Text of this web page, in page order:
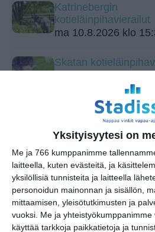
Yksityisyytesi on
Me ja 766 kumppanimme
laitteella, kuten evästeitä, ja
yksilöllisiä tunnisteita ja laitteella
personoidun mainonnan ja sisällön,
mittaamisen, yleisötutkimusten ja
vuoksi. Me ja
käyttää tarkkoja paikkatietoja ja
Katrinebergin
kotieläinpihavierailut
ma 10.8.2026 klo
Skatan
ti 11.8.2026 klo 15:30
Tehdään peli
ohjelmointikielellä -
(2.–5.-luokkalaiset)
ke 12.8.2026 klo
Kaupunkitanssit
Teurastamolla
to 13.8.2026 klo